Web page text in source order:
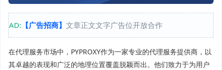
AD: 【广告招商】 文章正文文字广告位开放合作
在代理服务市场中，PYPROXY作为一家专业的代理服务提供商，以
其卓越的表现和广泛的地理位置覆盖脱颖而出。他们致力于为用户